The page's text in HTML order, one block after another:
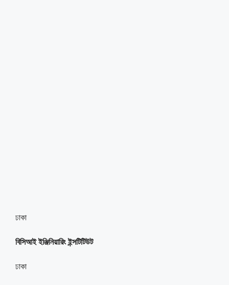
ঢাকা
বিসিআই ইঞ্জিনিয়ারিং ইন্সটিটিউট
ঢাকা